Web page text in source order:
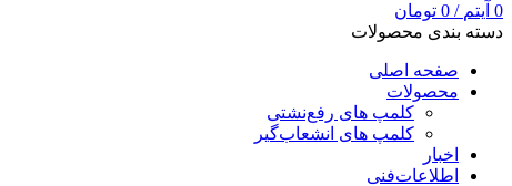
0 آیتم /
0 تومان
دسته بندی محصولات
صفحه اصلی
محصولات
کلمپ های رفع‌نشتی
کلمپ های انشعاب‌گیر
اخبار
اطلاعات‌فنی